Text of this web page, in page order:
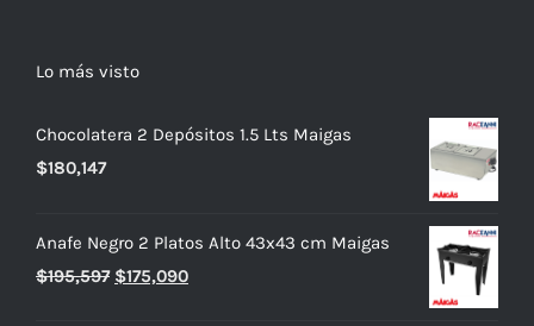
Lo más visto
Chocolatera 2 Depósitos 1.5 Lts Maigas
$180,147
Anafe Negro 2 Platos Alto 43x43 cm Maigas
$195,597 El
$175,090El